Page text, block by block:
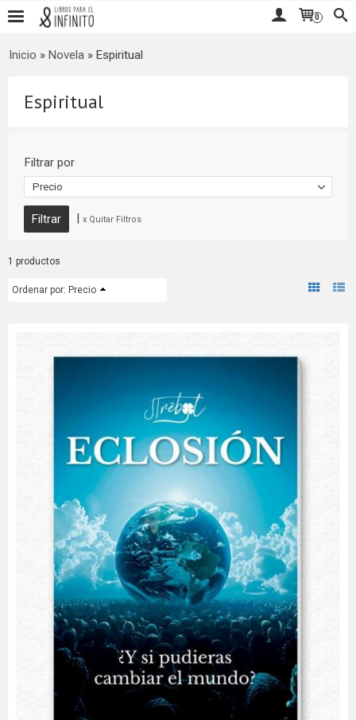
0
Inicio » Novela » Espiritual
Espiritual
Filtrar por
Precio
| x Quitar Filtros
1 productos
Ordenar por: Precio